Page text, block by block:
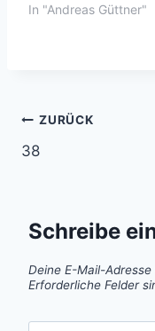
In "Andreas Güttner"
ZURÜCK
38
Schreibe
Deine E-Mail-
Erforderliche Felder